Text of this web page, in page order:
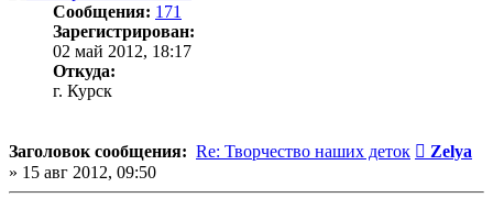
Сообщения: 171
Зарегистрирован:
02 май 2012, 18:17
Откуда:
г. Курск
Заголовок сообщения: Re: Творчество наших деток
Zelya
» 15 авг 2012, 09:50